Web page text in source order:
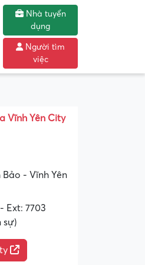
Nhà tuyển
dụng
Người tìm
việc
Vĩnh Yên City
Bảo - Vĩnh Yên
Ext: 7703
sự)